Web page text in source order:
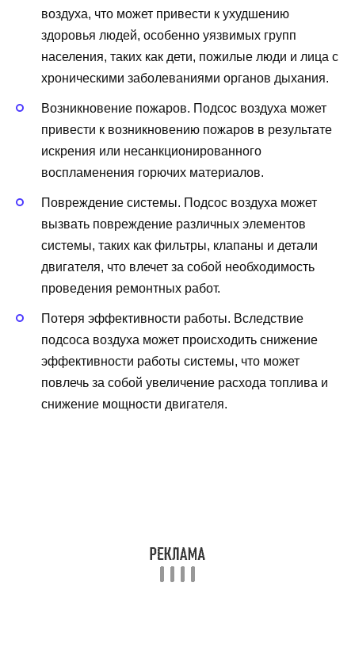
воздуха, что может привести к ухудшению
здоровья людей, особенно уязвимых групп
населения, таких как дети, пожилые люди и лица с
хроническими заболеваниями органов дыхания.
Возникновение пожаров. Подсос воздуха может
привести к возникновению пожаров в результате
искрения или несанкционированного
воспламенения горючих материалов.
Повреждение системы. Подсос воздуха может
вызвать повреждение различных элементов
системы, таких как фильтры, клапаны и детали
двигателя, что влечет за собой необходимость
проведения ремонтных работ.
Потеря эффективности работы. Вследствие
подсоса воздуха может происходить снижение
эффективности работы системы, что может
повлечь за собой увеличение расхода топлива и
снижение мощности двигателя.